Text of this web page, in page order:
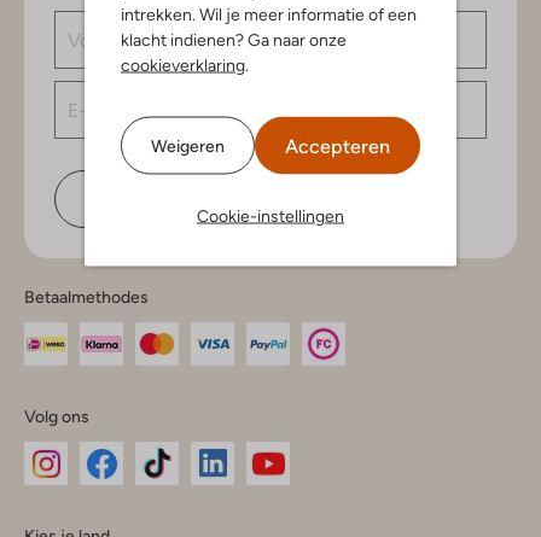
intrekken. Wil je meer informatie of een
klacht indienen? Ga naar onze
cookieverklaring.
Weigeren Accepteren
Cookie-instellingen
Betaalmethodes
Volg ons